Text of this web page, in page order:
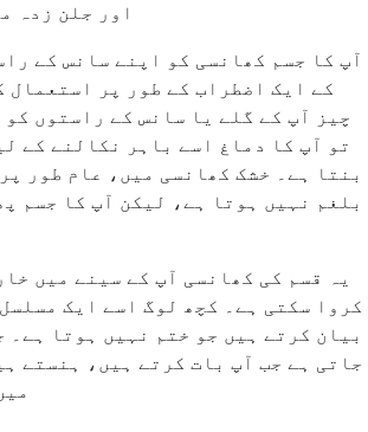
اور جلن زدہ
آپ کا جسم کھانسی کو اپنے سانس کے
کے ایک اضطراب کے طور پر استعمال
چیز آپ کے گلے یا سانس کے راستوں کو
تو آپ کا دماغ اسے باہر نکالنے کے
بنتا ہے۔ خشک کھانسی میں، عام طور
بلغم نہیں ہوتا ہے، لیکن آپ کا جسم
یہ قسم کی کھانسی آپ کے سینے میں
کروا سکتی ہے۔ کچھ لوگ اسے ایک
بیان کرتے ہیں جو ختم نہیں ہوتا ہے۔
جاتی ہے جب آپ بات کرتے ہیں، ہنستے